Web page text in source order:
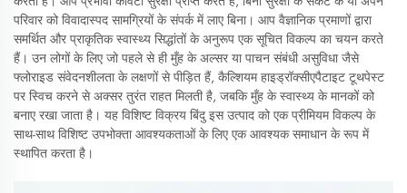
परिवार को विवादास्पद सामग्रियों के संपर्क में लाए बिना। आप वैज्ञानिक प्रमाणों द्वारा
समर्थित और प्राकृतिक स्वास्थ्य सिद्धांतों के अनुरूप एक सूचित विकल्प का चयन करते
हैं। उन लोगों के लिए जो पहले से ही मुँह के अल्सर या पाचन संबंधी असुविधा जैसे
फ्लोराइड संवेदनशीलता के लक्षणों से पीड़ित हैं, कैल्शियम हाइड्रॉक्सीएपैटाइट टूथपेस्ट
पर स्विच करने से अक्सर तुरंत राहत मिलती है, जबकि मुँह के स्वास्थ्य के मानकों को
बनाए रखा जाता है। यह विशिष्ट विक्रय बिंदु इस उत्पाद को एक प्रीमियम विकल्प के
साथ-साथ विशिष्ट उपभोक्ता आवश्यकताओं के लिए एक आवश्यक समाधान के रूप में
स्थापित करता है।